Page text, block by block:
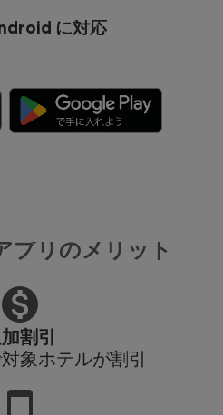
に対応
プリのメリット
割引
象ホテルが割引